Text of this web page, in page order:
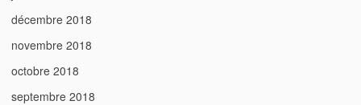
décembre 2018
novembre 2018
octobre 2018
septembre 2018